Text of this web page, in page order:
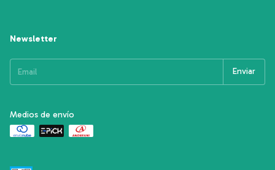
Newsletter
Medios de envío